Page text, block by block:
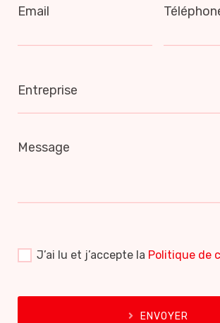
Email
Entreprise
Message
J’ai lu et j’accepte la Politique de
ENVOYER